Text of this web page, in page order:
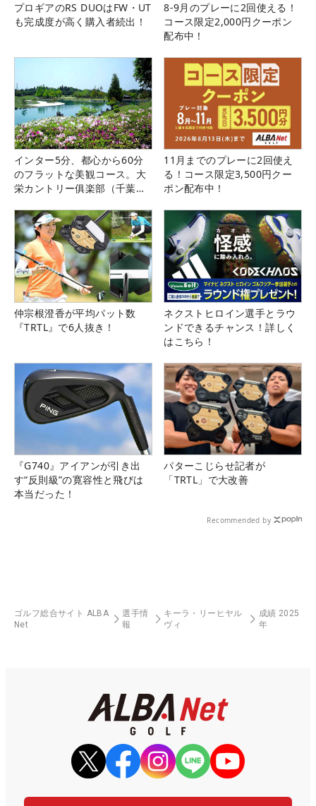
プロギアのRS DUOはFW・UT
も完成度が高く購入者続出！
8-9月のプレーに2回使える！
コース限定2,000円クーポン
配布中！
インター5分、都心から60分
のフラットな美観コース。大
栄カントリー俱楽部（千葉
11月までのプレーに2回使え
る！コース限定3,500円クー
ポン配布中！
仲宗根澄香が平均パット数
『TRTL』で6人抜き！
ネクストヒロイン選手とラウ
ンドできるチャンス！詳しく
はこちら！
『G740』アイアンが引き出
す“反則級”の寛容性と飛びは
本当だった！
パターこじらせ記者が
「TRTL」で大改善
Recommended by
ゴルフ総合サイト ALBA
Net
選手情
報
キーラ・リーヒヤル
ヴィ
成績 2025
年